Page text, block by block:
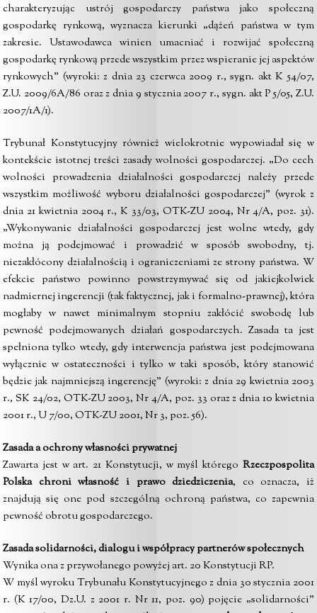
charakteryzując ustrój gospodarczy państwa jako społeczną
gospodarkę rynkową, wyznacza kierunki „dążeń państwa w tym
zakresie. Ustawodawca winien umacniać i rozwijać społeczną
gospodarkę rynkową przede wszystkim przez wspieranie jej aspektów
rynkowych” (wyroki: z dnia 23 czerwca 2009 r., sygn. akt K 54/07,
Z.U. 2009/6A/86 oraz z dnia 9 stycznia 2007 r., sygn. akt P 5/05, Z.U.
2007/1A/1).
Trybunał Konstytucyjny również wielokrotnie wypowiadał się w
kontekście istotnej treści zasady wolności gospodarczej. „Do cech
wolności prowadzenia działalności gospodarczej należy przede
wszystkim możliwość wyboru działalności gospodarczej” (wyrok z
dnia 21 kwietnia 2004 r., K 33/03, OTK-ZU 2004, Nr 4/A, poz. 31).
„Wykonywanie działalności gospodarczej jest wolne wtedy, gdy
można ją podejmować i prowadzić w sposób swobodny, tj.
niezakłócony działalnością i ograniczeniami ze strony państwa. W
efekcie państwo powinno powstrzymywać się od jakiejkolwiek
nadmiernej ingerencji (tak faktycznej, jak i formalno-prawnej), która
mogłaby w nawet minimalnym stopniu zakłócić swobodę lub
pewność podejmowanych działań gospodarczych. Zasada ta jest
spełniona tylko wtedy, gdy interwencja państwa jest podejmowana
wyłącznie w ostateczności i tylko w taki sposób, który stanowić
będzie jak najmniejszą ingerencję” (wyroki: z dnia 29 kwietnia 2003
r., SK 24/02, OTK-ZU 2003, Nr 4/A, poz. 33 oraz z dnia 10 kwietnia
2001 r., U 7/00, OTK-ZU 2001, Nr 3, poz. 56).
Zasada a ochrony własności prywatnej
Zawarta jest w art. 21 Konstytucji, w myśl którego Rzeczpospolita
Polska chroni własność i prawo dziedziczenia, co oznacza, iż
znajdują się one pod szczególną ochroną państwa, co zapewnia
pewność obrotu gospodarczego.
Zasada solidarności, dialogu i współpracy partnerów społecznych
Wynika ona z przywołanego powyżej art. 20 Konstytucji RP.
W myśl wyroku Trybunału Konstytucyjnego z dnia 30 stycznia 2001
r. (K 17/00, Dz.U. z 2001 r. Nr 11, poz. 90) pojęcie „solidarności”